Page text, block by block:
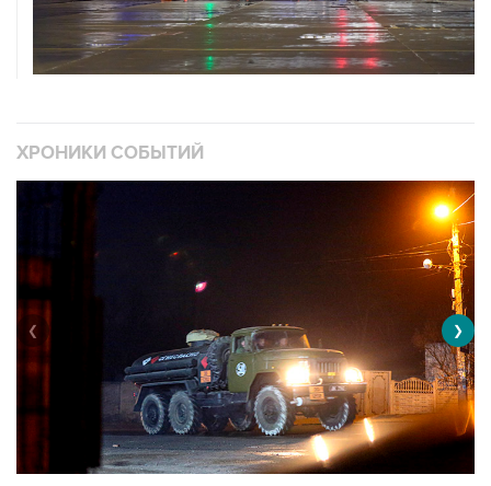
ХРОНИКИ СОБЫТИЙ
❮ ❯